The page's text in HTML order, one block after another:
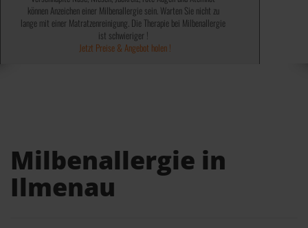
können Anzeichen einer Milbenallergie sein. Warten Sie nicht zu
lange mit einer Matratzenreinigung. Die Therapie bei Milbenallergie
ist schwieriger !
Jetzt Preise & Angebot holen !
✓ Abtöten von 99,9% Bakterien, Keime, Viren und Sporen ✓
✓ Wird von einigen Kassen bezahlt ✓
Jetzt Preise & Angebot holen !
✓ 100% ohne chemische Mittel ✓
✓ Keine teuren Spray´s notwendig ✓
✓ Kosten steuerlich absetzbar ✓
Jetzt Preise & Angebot holen !
Milbenallergie in
Ilmenau